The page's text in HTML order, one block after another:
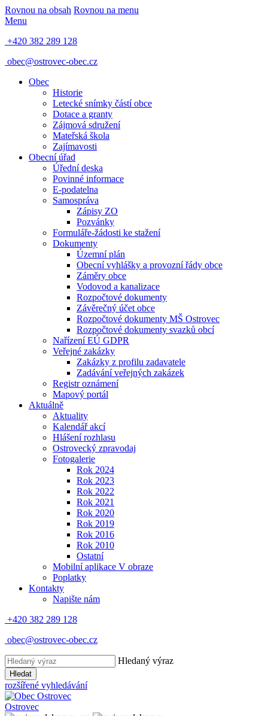
Rovnou na obsah Rovnou na menu
Menu
+420 382 289 128
obec@ostrovec-obec.cz
Obec
Historie
Letecké snímky částí obce
Dotace a granty
Zájmová sdružení
Mateřská škola
Zajímavosti
Obecní úřad
Úřední deska
Povinné informace
E-podatelna
Samospráva
Zápisy ZO
Pozvánky
Formuláře-žádosti ke stažení
Dokumenty
Územní plán
Obecní vyhlášky a provozní řády obce
Záměry obce
Vodovod a kanalizace
Rozpočtové dokumenty
Závěrečný účet obce
Rozpočtové dokumenty MŠ Ostrovec
Rozpočtové dokumenty svazků obcí
Nařízení EÚ GDPR
Veřejné zakázky
Zakázky z profilu zadavatele
Zadávání veřejných zakázek
Registr oznámení
Mapový portál
Aktuálně
Aktuality
Kalendář akcí
Hlášení rozhlasu
Ostrovecký zpravodaj
Fotogalerie
Rok 2024
Rok 2023
Rok 2022
Rok 2021
Rok 2020
Rok 2019
Rok 2016
Rok 2010
Ostatní
Mobilní aplikace V obraze
Poplatky
Kontakty
Napište nám
+420 382 289 128
obec@ostrovec-obec.cz
Hledaný výraz
Hledat
rozšířené vyhledávání
Ostrovec